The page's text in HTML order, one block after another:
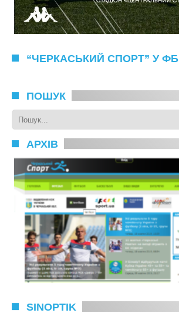
“ЧЕРКАСЬКИЙ СПОРТ” У ФБ
ПОШУК
АРХІВ
SINOPTIK